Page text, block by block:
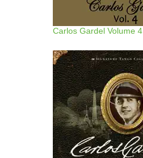
Carlos Gardel Volume 4